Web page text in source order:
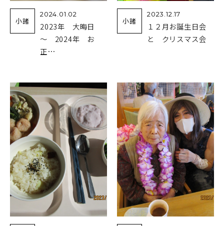
小諸
2024.01.02
2023年 大晦日
～ 2024年 お
正…
小諸
2023.12.17
１２月お誕生日会
と クリスマス会